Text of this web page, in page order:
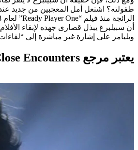
طفولته؟ اشتعل أمل المعجبين من جديد
ويليامز على إشارة غير مباشرة إلى
يعتبر مرجع Close Encounters في يوم الإفصاح بمثابة قطع عميق لمحبي الأول